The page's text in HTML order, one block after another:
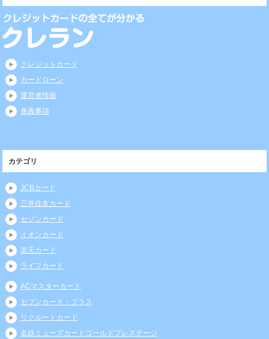
クレジットカード
カードローン
運営者情報
免責事項
カテゴリ
JCBカード
三井住友カード
セゾンカード
イオンカード
楽天カード
ライフカード
ACマスターカード
セブンカード・プラス
リクルートカード
名鉄ミューズカードゴールドプレステージ